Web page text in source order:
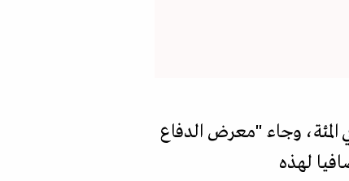
هذه المساعي نصف الطريق في نهاية عام 2024 بوصول نسبة التوطين الى 24 في المئة، وجاء "معرض الدفاع
2026 ، ليعطي دفعا إضافيا لهذه